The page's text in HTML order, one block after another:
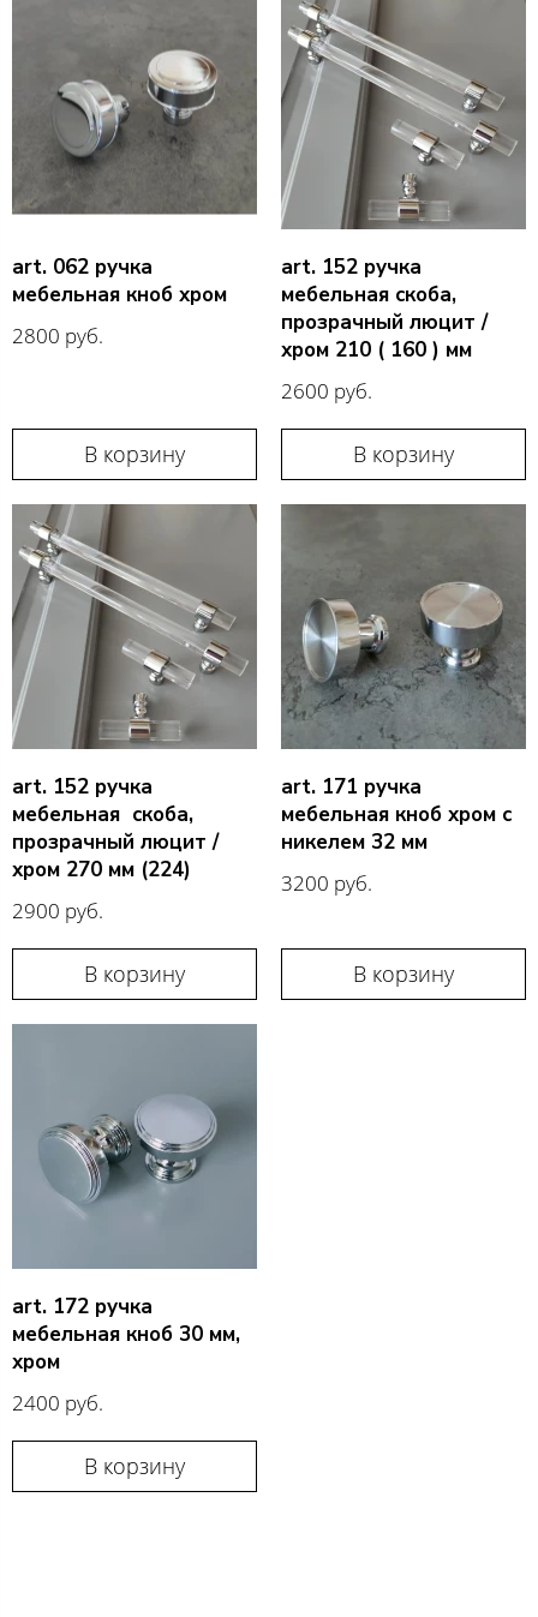
art. 062 ручка
мебельная кноб хром
2800 руб.
В корзину
art. 152 ручка
мебельная скоба,
прозрачный люцит /
хром 210 ( 160 ) мм
2600 руб.
В корзину
art. 152 ручка
мебельная скоба,
прозрачный люцит /
хром 270 мм (224)
2900 руб.
В корзину
art. 171 ручка
мебельная кноб хром с
никелем 32 мм
3200 руб.
В корзину
art. 172 ручка
мебельная кноб 30 мм,
хром
2400 руб.
В корзину